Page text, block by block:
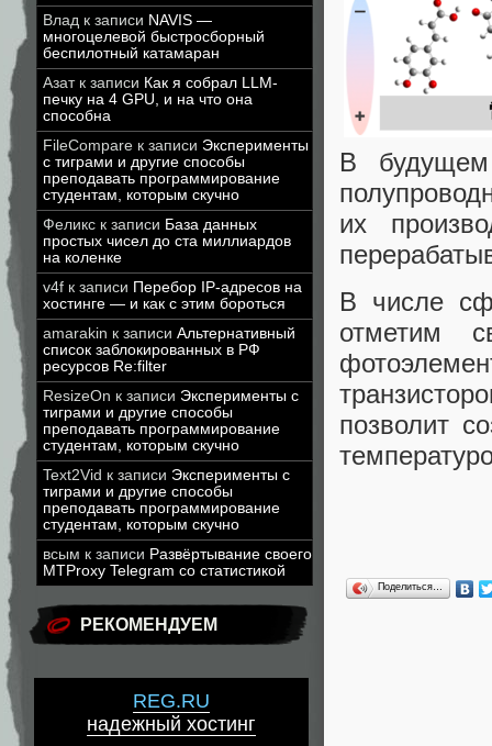
Влад к записи NAVIS —
многоцелевой быстросборный
беспилотный катамаран
Азатк записи Как я собрал LLM-
печку на 4 GPU, и на что она
способна
FileCompare к записи Эксперименты
с тиграми и другие способы
преподавать программирование
студентам, которым скучно
Феликс к записи База данных
простых чисел до ста миллиардов
на коленке
v4f к записи Перебор IP-адресов на
хостинге — и как с этим бороться
amarakin к записи Альтернативный
список заблокированных в РФ
ресурсов Re:filter
ResizeOn к записи Эксперименты с
тиграми и другие способы
преподавать программирование
студентам, которым скучно
Text2Vid к записи Эксперименты с
тиграми и другие способы
преподавать программирование
студентам, которым скучно
всым к записи Развёртывание своего
MTProxy Telegram со статистикой
РЕКОМЕНДУЕМ
REG.RU
надежный хостинг
В будущем
их
В числе
отметим
позволит
Поделиться…